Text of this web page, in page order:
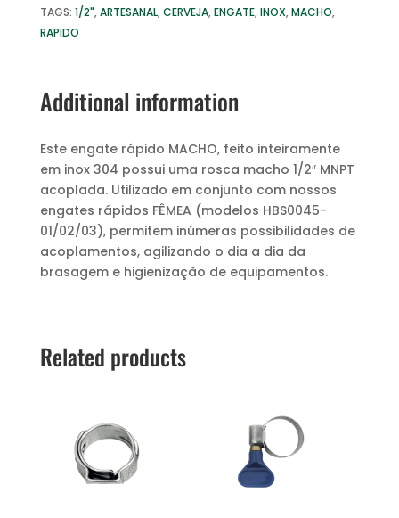
TAGS: 1/2",ARTESANAL,CERVEJA,ENGATE,INOX,MACHO,
RAPIDO
Additional information
Este engate rápido MACHO, feito inteiramente
em inox 304 possui uma rosca macho 1/2″ MNPT
acoplada. Utilizado em conjunto com nossos
engates rápidos FÊMEA (modelos HBS0045-
01/02/03), permitem inúmeras possibilidades de
acoplamentos, agilizando o dia a dia da
brasagem e higienização de equipamentos.
Related products